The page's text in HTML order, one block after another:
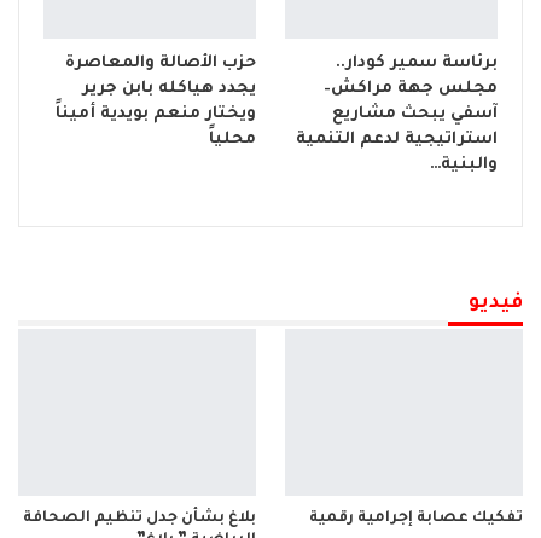
برئاسة سمير كودار..
مجلس جهة مراكش–
آسفي يبحث مشاريع
استراتيجية لدعم التنمية
والبنية…
حزب الأصالة والمعاصرة
يجدد هياكله بابن جرير
ويختار منعم بويدية أميناً
محلياً
فيديو
تفكيك عصابة إجرامية رقمية
بلاغ بشأن جدل تنظيم الصحافة